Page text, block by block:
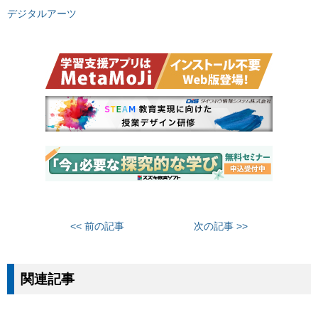
デジタルアーツ
<< 前の記事 次の記事 >>
関連記事